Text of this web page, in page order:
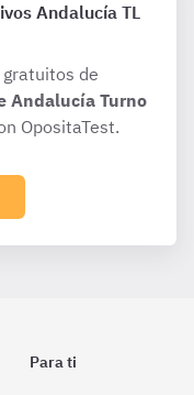
Andalucía TL
de
Andalucía Turno
OpositaTest.
Para ti